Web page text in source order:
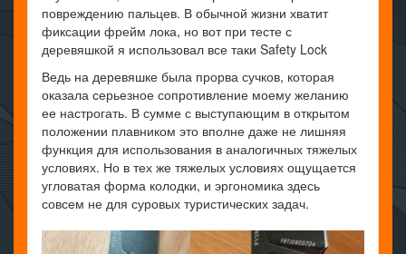
повреждению пальцев. В обычной жизни хватит
фиксации фрейм лока, но вот при тесте с
деревяшкой я использовал все таки Safety Lock
Ведь на деревяшке была прорва сучков, которая
оказала серьезное сопротивление моему желанию
ее настрогать. В сумме с выступающим в открытом
положении плавником это вполне даже не лишняя
функция для использования в аналогичных тяжелых
условиях. Но в тех же тяжелых условиях ощущается
угловатая форма колодки, и эргономика здесь
совсем не для суровых туристических задач.